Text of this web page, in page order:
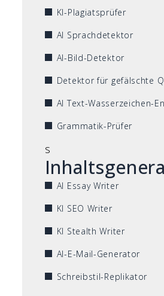
KI-Plagiatsprüfer
AI Sprachdetektor
AI-Bild-Detektor
Detektor für gefälschte
AI Text-Wasserzeichen-
Grammatik-Prüfer
s
AI Essay Writer
KI SEO Writer
KI Stealth Writer
AI-E-Mail-Generator
Schreibstil-Replikator